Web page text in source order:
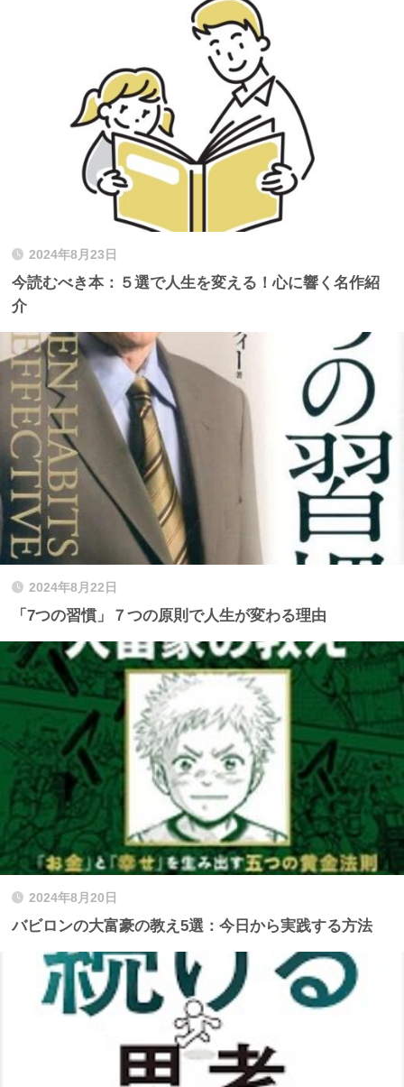
2024年8月23日
今読むべき本：５選で人生を変える！心に響く名作紹
介
2024年8月22日
「7つの習慣」７つの原則で人生が変わる理由
2024年8月20日
バビロンの大富豪の教え5選：今日から実践する方法